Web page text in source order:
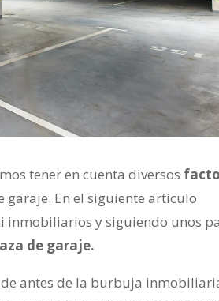
tener en cuenta diversos
garaje. En el siguiente artículo
inmobiliarios y siguiendo unos
de garaje.
antes de la burbuja